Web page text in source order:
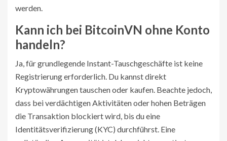
werden.
Kann ich bei BitcoinVN ohne Konto
handeln?
Ja, für grundlegende Instant-Tauschgeschäfte ist keine
Registrierung erforderlich. Du kannst direkt
Kryptowährungen tauschen oder kaufen. Beachte jedoch,
dass bei verdächtigen Aktivitäten oder hohen Beträgen
die Transaktion blockiert wird, bis du eine
Identitätsverifizierung (KYC) durchführst. Eine